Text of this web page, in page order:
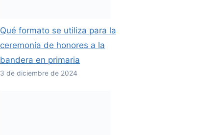
Qué formato se utiliza para la
ceremonia de honores a la
bandera en primaria
3 de diciembre de 2024